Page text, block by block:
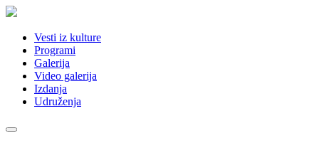
Vesti iz kulture
Programi
Galerija
Video galerija
Izdanja
Udruženja